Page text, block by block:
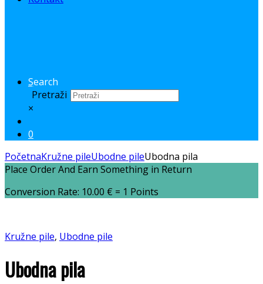
Search
Pretraži
×
0
PočetnaKružne pileUbodne pileUbodna pila
Place Order And Earn Something in Return
Conversion Rate: 10.00 € = 1 Points
Kružne pile, Ubodne pile
Ubodna pila